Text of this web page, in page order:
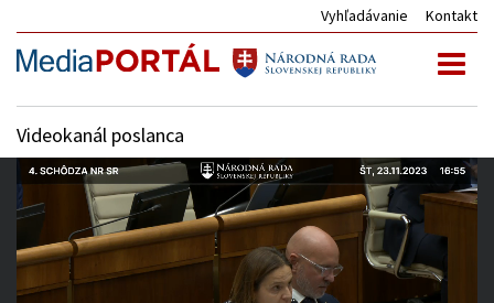
Vyhľadávanie Kontakt
Videokanál poslanca